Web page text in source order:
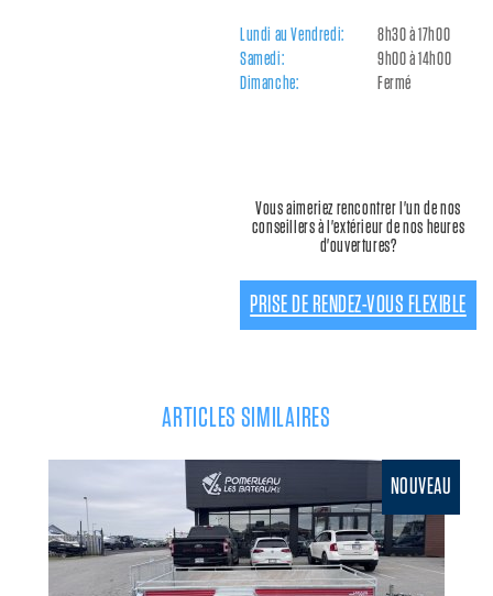
Lundi au Vendredi:
8h30 à 17h00
Samedi:
9h00 à 14h00
Dimanche:
Fermé
Vous aimeriez rencontrer l'un de nos
conseillers à l'extérieur de nos heures
d'ouvertures?
PRISE DE RENDEZ-VOUS FLEXIBLE
ARTICLES SIMILAIRES
NOUVEAU